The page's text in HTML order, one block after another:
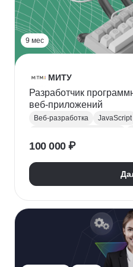
Дизайнер интерфейсов
Дизайн карточек для
UX-исследования
Дизайн-
Композиция
Дизайн
9 мес
МИТУ
Разработчик
веб-приложений
Веб-разработка JavaScript
Backend-разработка
CI / CD
100 000 ₽